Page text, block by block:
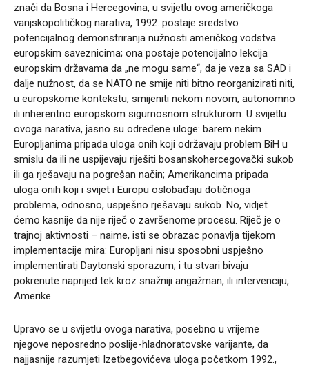
znači da Bosna i Hercegovina, u svijetlu ovog američkoga
vanjskopolitičkog narativa, 1992. postaje sredstvo
potencijalnog demonstriranja nužnosti američkog vodstva
europskim saveznicima; ona postaje potencijalno lekcija
europskim državama da „ne mogu same“, da je veza sa SAD i
dalje nužnost, da se NATO ne smije niti bitno reorganizirati niti,
u europskome kontekstu, smijeniti nekom novom, autonomno
ili inherentno europskom sigurnosnom strukturom. U svijetlu
ovoga narativa, jasno su određene uloge: barem nekim
Europljanima pripada uloga onih koji održavaju problem BiH u
smislu da ili ne uspijevaju riješiti bosanskohercegovački sukob
ili ga rješavaju na pogrešan način; Amerikancima pripada
uloga onih koji i svijet i Europu oslobađaju dotičnoga
problema, odnosno, uspješno rješavaju sukob. No, vidjet
ćemo kasnije da nije riječ o završenome procesu. Riječ je o
trajnoj aktivnosti – naime, isti se obrazac ponavlja tijekom
implementacije mira: Europljani nisu sposobni uspješno
implementirati Daytonski sporazum; i tu stvari bivaju
pokrenute naprijed tek kroz snažniji angažman, ili intervenciju,
Amerike.
Upravo se u svijetlu ovoga narativa, posebno u vrijeme
njegove neposredno poslije-hladnoratovske varijante, da
najjasnije razumjeti Izetbegovićeva uloga početkom 1992.,